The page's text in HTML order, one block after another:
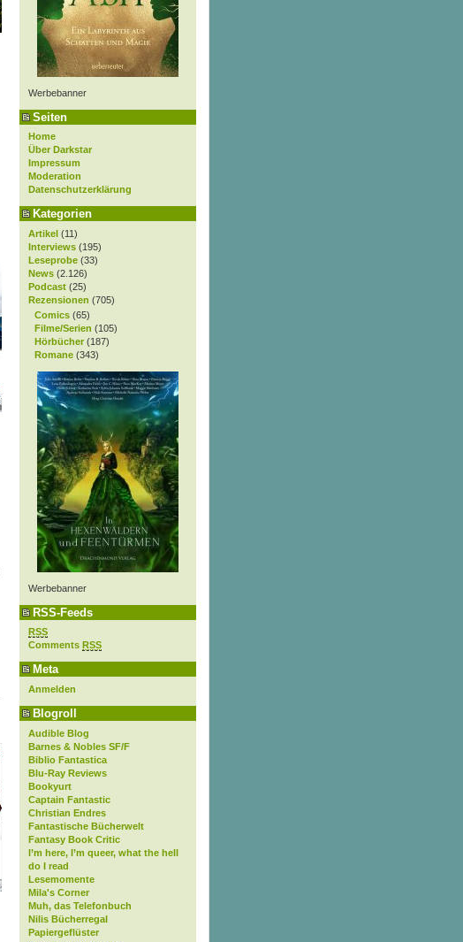
Werbebanner
Seiten
Home
Über Darkstar
Impressum
Moderation
Datenschutzerklärung
Kategorien
Artikel (11)
Interviews (195)
Leseprobe (33)
News (2.126)
Podcast (25)
Rezensionen (705)
Comics (65)
Filme/Serien (105)
Hörbücher (187)
Romane (343)
Werbebanner
RSS-Feeds
RSS
Comments RSS
Meta
Anmelden
Blogroll
Audible Blog
Barnes & Nobles SF/F
Biblio Fantastica
Blu-Ray Reviews
Bookyurt
Captain Fantastic
Christian Endres
Fantastische Bücherwelt
Fantasy Book Critic
I’m here, I’m queer, what the hell
do I read
Lesemomente
Mila's Corner
Muh, das Telefonbuch
Nilis Bücherregal
Papiergeflüster